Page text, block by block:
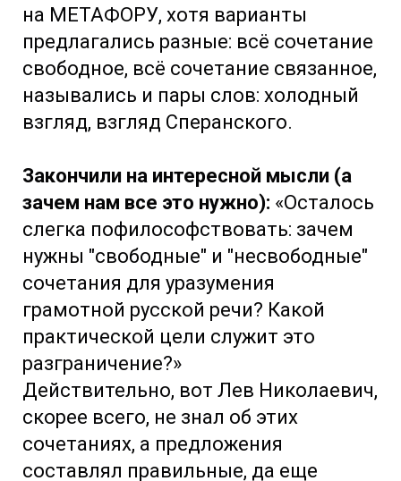
на МЕТАФОРУ, хотя варианты
предлагались разные: всё сочетание
свободное, всё сочетание связанное,
назывались и пары слов: холодный
взгляд, взгляд Сперанского.
Закончили на интересной мысли (а
зачем нам все это нужно): «Осталось
слегка пофилософствовать: зачем
нужны "свободные" и "несвободные"
сочетания для уразумения
грамотной русской речи? Какой
практической цели служит это
разграничение?»
Действительно, вот Лев Николаевич,
скорее всего, не знал об этих
сочетаниях, а предложения
составлял правильные, да еще